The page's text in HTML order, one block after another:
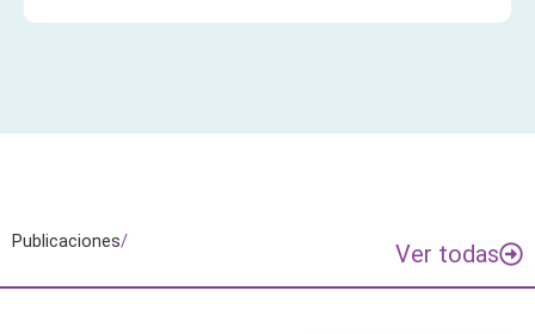
Publicaciones/ Ver todas